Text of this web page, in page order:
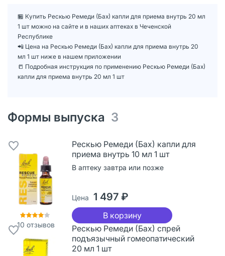
🏪 Купить Рескью Ремеди (Бах) капли для приема внутрь 20 мл
1 шт можно на сайте и в наших аптеках в Чеченской
Республике
📲 Цена на Рескью Ремеди (Бах) капли для приема внутрь 20
мл 1 шт ниже в нашем приложении
📒 Подробная инструкция по применению Рескью Ремеди (Бах)
капли для приема внутрь 20 мл 1 шт
Формы выпуска 3
10 отзывов
Рескью Ремеди (Бах) капли для
приема внутрь 10 мл 1 шт
В аптеку завтра или позже
Цена 1 497 ₽
В корзину
Рескью Ремеди (Бах) спрей
подъязычный гомеопатический
20 мл 1 шт